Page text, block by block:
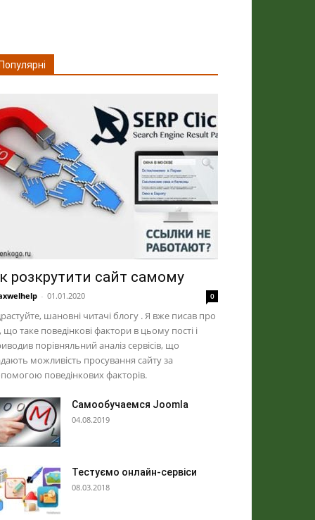
розкрутити сайт самому
- 01.01.2020 0
шановні читачі блогу . Я вже писав про
що таке поведінкові фактори в цьому пості і
порівняльний аналіз сервісів, що
можливість просування сайту за
поведінкових факторів.
Самообучаемся Joomla
04.08.2019
Тестуємо онлайн-сервіси
08.03.2018